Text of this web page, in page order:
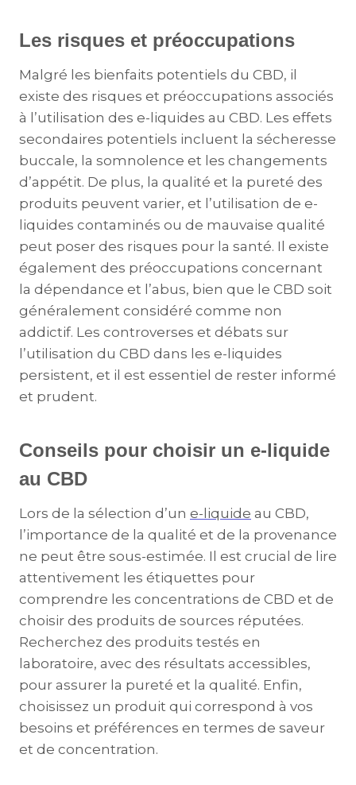
Les risques et préoccupations
Malgré les bienfaits potentiels du CBD, il
existe des risques et préoccupations associés
à l’utilisation des e-liquides au CBD. Les effets
secondaires potentiels incluent la sécheresse
buccale, la somnolence et les changements
d’appétit. De plus, la qualité et la pureté des
produits peuvent varier, et l’utilisation de e-
liquides contaminés ou de mauvaise qualité
peut poser des risques pour la santé. Il existe
également des préoccupations concernant
la dépendance et l’abus, bien que le CBD soit
généralement considéré comme non
addictif. Les controverses et débats sur
l’utilisation du CBD dans les e-liquides
persistent, et il est essentiel de rester informé
et prudent.
Conseils pour choisir un e-liquide
au CBD
Lors de la sélection d’un e-liquide au CBD,
l’importance de la qualité et de la provenance
ne peut être sous-estimée. Il est crucial de lire
attentivement les étiquettes pour
comprendre les concentrations de CBD et de
choisir des produits de sources réputées.
Recherchez des produits testés en
laboratoire, avec des résultats accessibles,
pour assurer la pureté et la qualité. Enfin,
choisissez un produit qui correspond à vos
besoins et préférences en termes de saveur
et de concentration.